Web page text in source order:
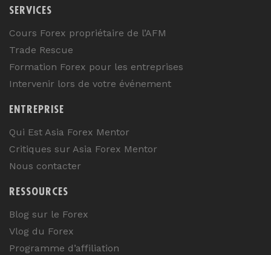
SERVICES
Cours Forex propriétaire de l’AFM
Trade Rescue
Formation Forex pour les entreprises
Intervenir lors de votre événement
ENTREPRISE
Qui Est Asia Forex Mentor
Critiques sur Asia Forex Mentor
Nous contacter
RESSOURCES
Blog sur le Forex
Vlog du Forex
Programme d’affiliation